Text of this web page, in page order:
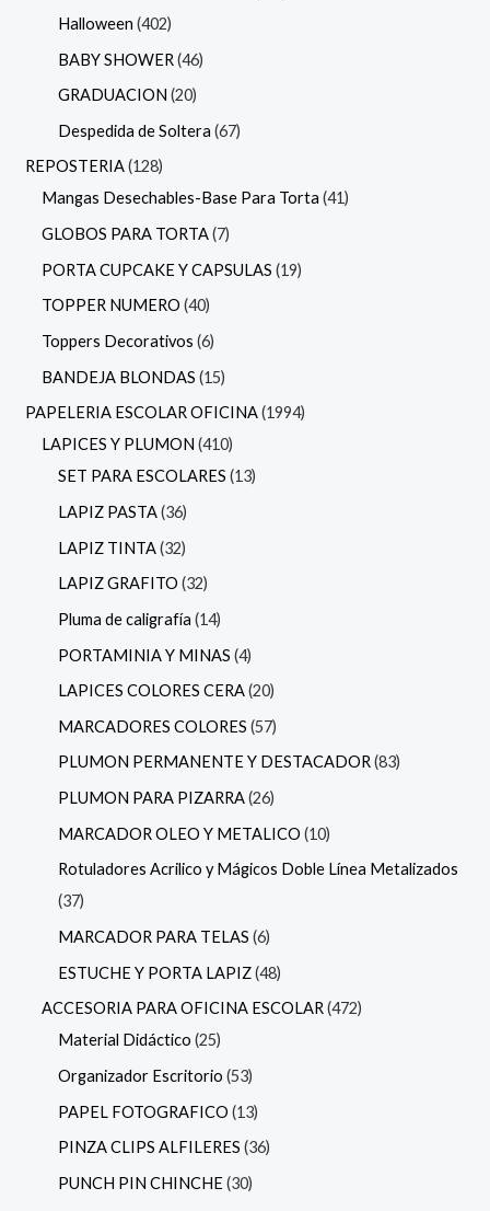
Halloween 402
BABY SHOWER 46
GRADUACION 20
Despedida de Soltera 67
REPOSTERIA 128
Mangas Desechables-Base Para Torta 41
GLOBOS PARA TORTA 7
PORTA CUPCAKE Y CAPSULAS 19
TOPPER NUMERO 40
Toppers Decorativos 6
BANDEJA BLONDAS 15
PAPELERIA ESCOLAR OFICINA 1994
LAPICES Y PLUMON 410
SET PARA ESCOLARES 13
LAPIZ PASTA 36
LAPIZ TINTA 32
LAPIZ GRAFITO 32
Pluma de caligrafía 14
PORTAMINIA Y MINAS 4
LAPICES COLORES CERA 20
MARCADORES COLORES 57
PLUMON PERMANENTE Y DESTACADOR 83
PLUMON PARA PIZARRA 26
MARCADOR OLEO Y METALICO 10
Rotuladores Acrilico y Mágicos Doble Línea Metalizados
37
MARCADOR PARA TELAS 6
ESTUCHE Y PORTA LAPIZ 48
ACCESORIA PARA OFICINA ESCOLAR 472
Material Didáctico 25
Organizador Escritorio 53
PAPEL FOTOGRAFICO 13
PINZA CLIPS ALFILERES 36
PUNCH PIN CHINCHE 30